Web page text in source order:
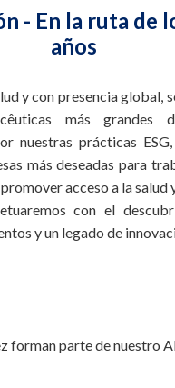
- En la ruta de
años
y con presencia global,
más grandes
nuestras prácticas
más deseadas para
acceso a la salud
con el
y un legado de
forman parte de nuestro